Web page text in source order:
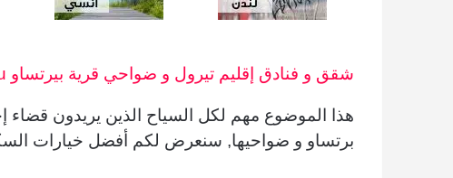
شقق و فنادق إقليم تيرول و ضواحي قرية بيرتساو Pertisau
هذا الموضوع مهم لكل السياح الذين يريدون قضاء
برتساو و ضواحيها, سنعرض لكم أفضل خيارات